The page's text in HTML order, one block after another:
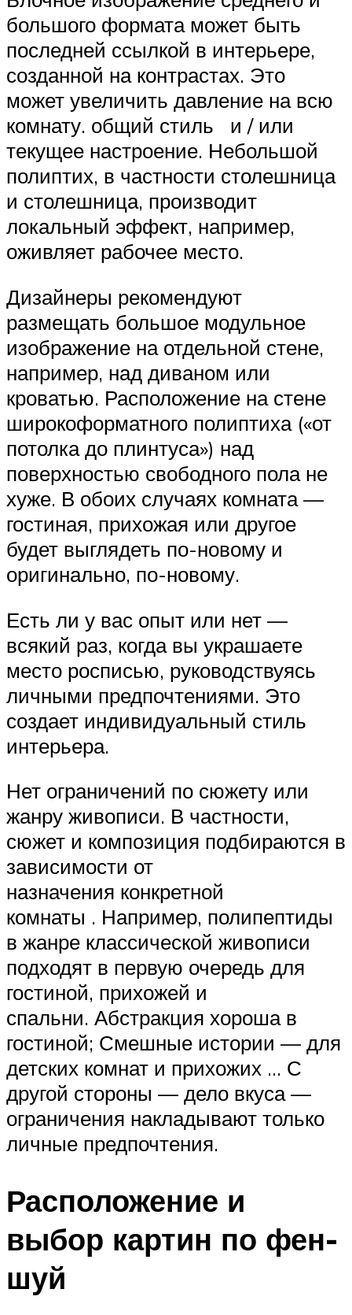
большого формата может быть
последней ссылкой в ​​интерьере,
созданной на контрастах. Это
может увеличить давление на всю
комнату. общий стиль и / или
текущее настроение. Небольшой
полиптих, в частности столешница
и столешница, производит
локальный эффект, например,
оживляет рабочее место.
Дизайнеры рекомендуют
размещать большое модульное
изображение на отдельной стене,
например, над диваном или
кроватью. Расположение на стене
широкоформатного полиптиха («от
потолка до плинтуса») над
поверхностью свободного пола не
хуже. В обоих случаях комната —
гостиная, прихожая или другое
будет выглядеть по-новому и
оригинально, по-новому.
Есть ли у вас опыт или нет —
всякий раз, когда вы украшаете
место росписью, руководствуясь
личными предпочтениями. Это
создает индивидуальный стиль
интерьера.
Нет ограничений по сюжету или
жанру живописи. В частности,
сюжет и композиция подбираются в
зависимости от
назначения конкретной
комнаты . Например, полипептиды
в жанре классической живописи
подходят в первую очередь для
гостиной, прихожей и
спальни. Абстракция хороша в
гостиной; Смешные истории — для
детских комнат и прихожих … С
другой стороны — дело вкуса —
ограничения накладывают только
личные предпочтения.
Расположение и
выбор картин по фен-
шуй